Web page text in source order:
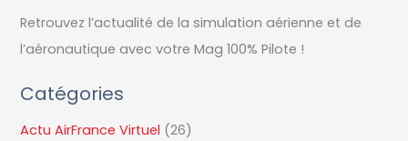
Retrouvez l’actualité de la simulation aérienne et de
l’aéronautique avec votre Mag 100% Pilote !
Catégories
Actu AirFrance Virtuel (26)